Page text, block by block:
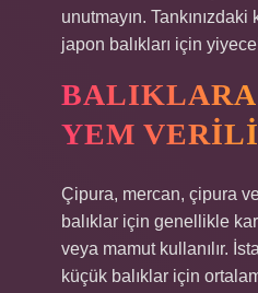
unutmayın.
japon balıkları için
YEM
Çipura, mercan, çipura
balıklar için genellikle
veya mamut kullanılır.
küçük balıklar için